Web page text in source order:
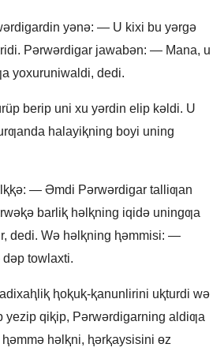
yǝnǝ: — U kixi bu yǝrgǝ
Pǝrwǝrdigar jawabǝn: — Mana, u
yoxuruniwaldi, dedi.
berip uni xu yǝrdin elip kǝldi. U
halayiⱪning boyi uning
— Əmdi Pǝrwǝrdigar talliƣan
barliⱪ hǝlⱪning iqidǝ uningƣa
dedi. Wǝ hǝlⱪning ⱨǝmmisi: —
towlaxti.
ⱨoⱪuⱪ-ⱪanunlirini uⱪturdi wǝ
yezip qiⱪip, Pǝrwǝrdigarning aldiƣa
hǝlⱪni, ⱨǝrⱪaysisini ɵz